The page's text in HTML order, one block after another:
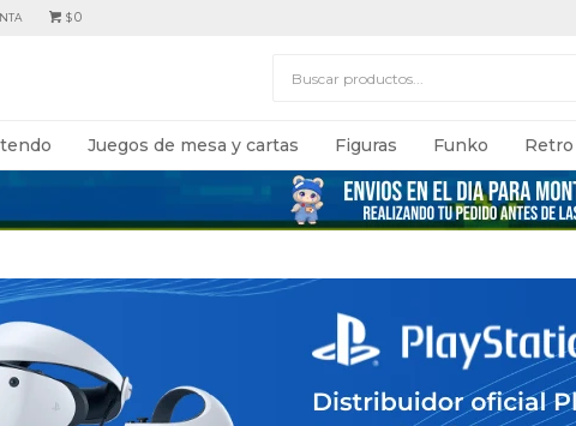
Juegos de mesa y cartas Figuras Funko Retro
$0